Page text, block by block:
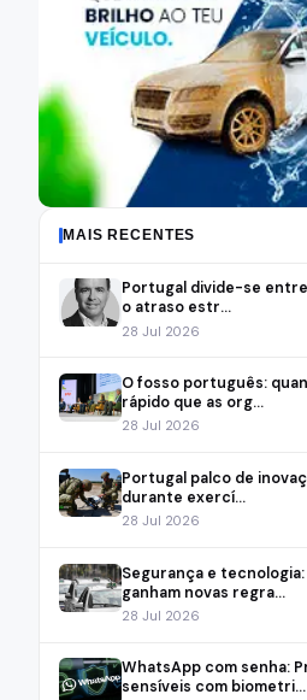
MAIS RECENTES
Portugal divide-se
o atraso estr...
28 Jul 2026
O fosso português:
rápido que as org...
28 Jul 2026
Portugal palco de
durante exercí...
28 Jul 2026
Segurança e
ganham novas regra...
28 Jul 2026
WhatsApp com senha:
sensíveis com biometri...